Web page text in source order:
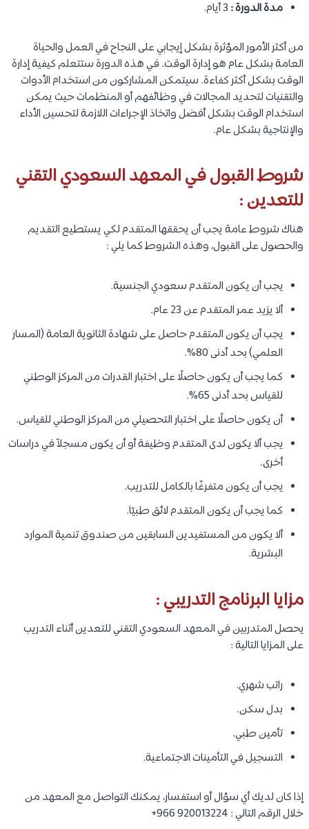
مدة الدورة :
من أكثر الأمور المؤثرة بشكل إيجابي على النجاح في العمل والحياة
العامة بشكل عام هو إدارة الوقت. في هذه الدورة ستتعلم كيفية إدارة
الوقت بشكل أكثر كفاءة. سيتمكن المشاركون من استخدام الأدوات
والتقنيات لتحديد المجالات في وظائفهم أو المنظمات حيث يمكن
استخدام الوقت بشكل أفضل واتخاذ الإجراءات اللازمة لتحسين الأداء
والإنتاجية بشكل عام.
شروط القبول في المعهد السعودي التقني
للتعدين :
هناك شروط عامة يجب أن يحققها المتقدم لكي يستطيع التقديم
والحصول على القبول، وهذه الشروط كما يلي :
يجب أن يكون المتقدم سعودي الجنسية.
ألا يزيد عمر المتقدم عن 23 عام.
يجب أن يكون المتقدم حاصل على شهادة الثانوية العامة (المسار
العلمي) بحد أدنى 80%.
كما يجب أن يكون حاصلًا على اختبار القدرات من المركز الوطني
للقياس بحد أدنى 65%.
أن يكون حاصلًا على اختبار التحصيلي من المركز الوطني للقياس.
يجب ألا يكون لدى المتقدم وظيفة أو أن يكون مسجلاً في دراسات
أخرى.
يجب أن يكون متفرغًا بالكامل للتدريب.
كما يجب أن يكون المتقدم لائق طبيًا.
ألا يكون من المستفيدين السابقين من صندوق تنمية الموارد
البشرية.
مزايا البرنامج التدريبي :
يحصل المتدربين في المعهد السعودي التقني للتعدين أثناء التدريب
على المزايا التالية :
راتب شهري.
بدل سكن.
تأمين طبي.
التسجيل في التأمينات الاجتماعية.
إذا كان لديك أي سؤال أو استفسار، يمكنك التواصل مع المعهد من
خلال الرقم التالي : 920013224 966+